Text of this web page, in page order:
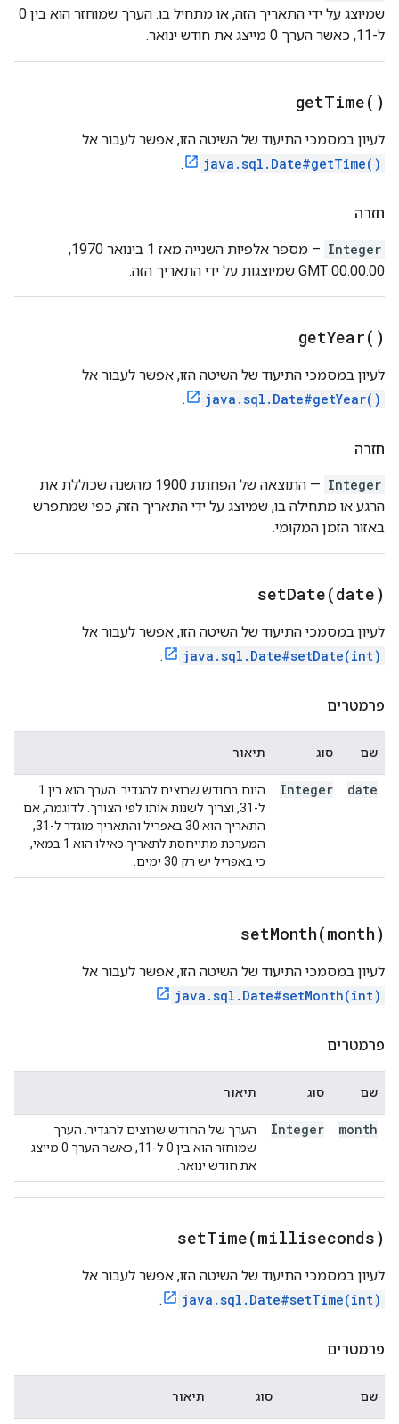
שמיוצג על ידי התאריך הזה, או מתחיל בו. הערך שמוחזר הוא בין 0
ל-11, כאשר הערך 0 מייצג את חודש ינואר.
getTime( )
לעיון במסמכי התיעוד של השיטה הזו, אפשר לעבור אל
java.sql.Date#getTime()
.
חזרה
Integer
– מספר אלפיות השנייה מאז 1 בינואר 1970,
00:00:00 GMT שמיוצגות על ידי התאריך הזה.
getYear( )
לעיון במסמכי התיעוד של השיטה הזו, אפשר לעבור אל
java.sql.Date#getYear()
.
חזרה
Integer
— התוצאה של הפחתת 1900 מהשנה שכוללת את
הרגע או מתחילה בו, שמיוצג על ידי התאריך הזה, כפי שמתפרש
באזור הזמן המקומי.
setDate(date)
לעיון במסמכי התיעוד של השיטה הזו, אפשר לעבור אל
java.sql.Date#setDate(int)
.
פרמטרים
שם סוג תיאור
date
Integer
היום בחודש שרוצים להגדיר. הערך הוא בין 1
ל-31, וצריך לשנות אותו לפי הצורך. לדוגמה, אם
התאריך הוא 30 באפריל והתאריך מוגדר ל-31,
המערכת מתייחסת לתאריך כאילו הוא 1 במאי,
כי באפריל יש רק 30 ימים.
setMonth(month)
לעיון במסמכי התיעוד של השיטה הזו, אפשר לעבור אל
java.sql.Date#setMonth(int)
.
פרמטרים
שם סוג תיאור
month
Integer
הערך של החודש שרוצים להגדיר. הערך
שמוחזר הוא בין 0 ל-11, כאשר הערך 0 מייצג
את חודש ינואר.
setTime(milliseconds)
לעיון במסמכי התיעוד של השיטה הזו, אפשר לעבור אל
java.sql.Date#setTime(int)
.
פרמטרים
שם סוג תיאור